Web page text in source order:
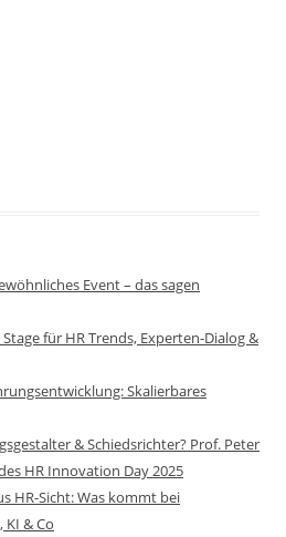
Event – das sagen
für HR Trends, Experten-Dialog &
Skalierbares
& Schiedsrichter? Prof. Peter
HR Innovation Day 2025
HR-Sicht: Was kommt bei
& Co